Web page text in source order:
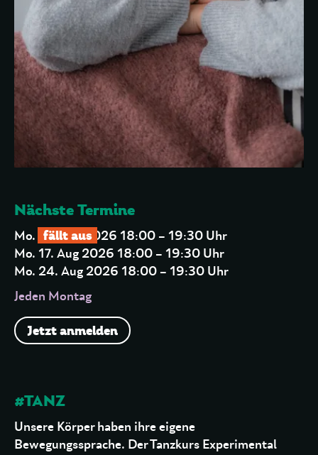
Nächste Termine
Mo. 10. Aug 2026 18:00 – 19:30 Uhr
fällt aus
Mo. 17. Aug 2026 18:00 – 19:30 Uhr
Mo. 24. Aug 2026 18:00 – 19:30 Uhr
Jeden Montag
Jetzt anmelden
#TANZ
Unsere Körper haben ihre eigene
Bewegungssprache. Der Tanzkurs Experimental